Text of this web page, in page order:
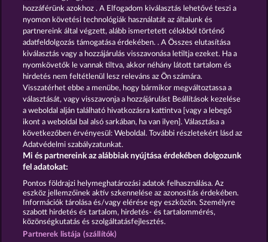
Jack Potter and the Book of Dynasties Book Of The Ages
Részvételi feltételek
Adatkezelési tájékoztató Impresszum
A cég GYIK
hozzáférünk azokhoz . A Elfogadom kiválasztás lehetővé teszi a
nyomon követési technológiák használatát az általunk és
partnereink által végzett, alább ismertetett célokból történő
adatfeldolgozás támogatása érdekében. . A Összes elutasítása
kiválasztás vagy a hozzájárulás visszavonása letiltja ezeket. Ha a
nyomkövetők le vannak tiltva, akkor néhány látott tartalom és
hirdetés nem feltétlenül lesz releváns az Ön számára.
Visszatérhet ebbe a menübe, hogy bármikor megváltoztassa a
választását, vagy visszavonja a hozzájárulást Beállítások kezelése
a weboldal alján található hivatkozásra kattintva [vagy a lebegő
ikont a weboldal bal alsó sarkában, ha van ilyen]. Választása a
következőben érvényesül: Weboldal. További részletekért lásd az
Adatvédelmi szabályzatunkat.
Mi és partnereink az alábbiak nyújtása érdekében dolgozunk
fel adatokat:
Pontos földrajzi helymeghatározási adatok felhasználása. Az
eszköz jellemzőinek aktív szkennelése az azonosítás érdekében.
Információk tárolása és/vagy elérése egy eszközön. Személyre
szabott hirdetés és tartalom, hirdetés- és tartalommérés,
közönségkutatás és szolgáltatásfejlesztés.
Partnerek listája (szállítók)